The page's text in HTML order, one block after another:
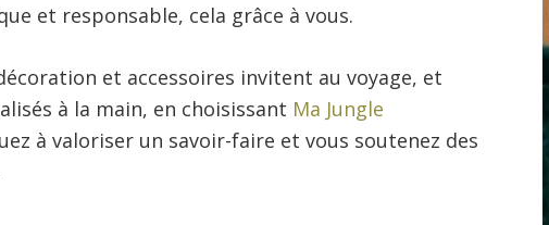
et responsable, cela grâce à vous.
et accessoires invitent au voyage, et
à la main, en choisissant Ma Jungle
à valoriser un savoir-faire et vous soutenez des